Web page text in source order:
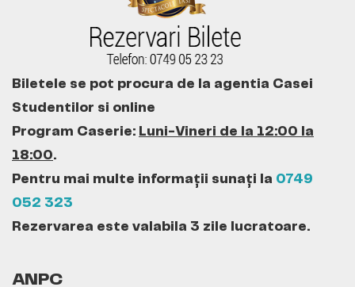
Biletele se pot procura de la agentia Casei
Studentilor si online
Program Caserie: Luni-Vineri de la 12:00 la
18:00.
Pentru mai multe informații sunați la 0749
052 323
Rezervarea este valabila 3 zile lucratoare.
ANPC